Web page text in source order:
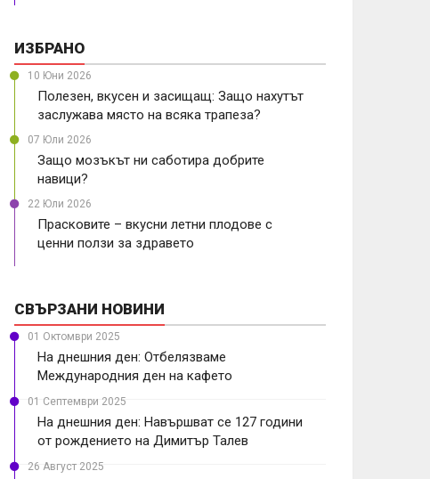
ИЗБРАНО
10 Юни 2026
Полезен, вкусен и засищащ: Защо нахутът
заслужава място на всяка трапеза?
07 Юли 2026
Защо мозъкът ни саботира добрите
навици?
22 Юли 2026
Прасковите – вкусни летни плодове с
ценни ползи за здравето
СВЪРЗАНИ НОВИНИ
01 Октомври 2025
На днешния ден: Отбелязваме
Международния ден на кафето
01 Септември 2025
На днешния ден: Навършват се 127 години
от рождението на Димитър Талев
26 Август 2025